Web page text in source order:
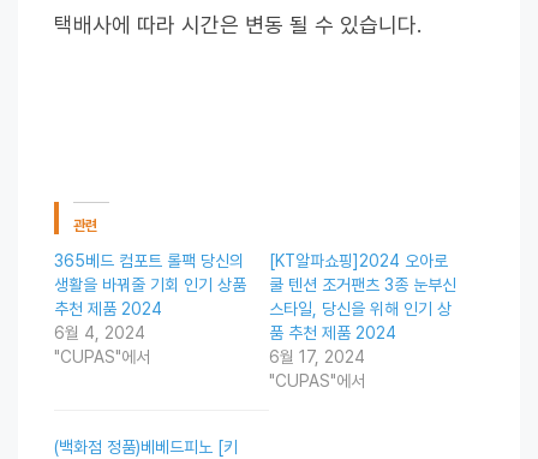
택배사에 따라 시간은 변동 될 수 있습니다.
관련
365베드 컴포트 롤팩 당신의
생활을 바꿔줄 기회 인기 상품
추천 제품 2024
6월 4, 2024
"CUPAS"에서
[KT알파쇼핑]2024 오아로
쿨 텐션 조거팬츠 3종 눈부신
스타일, 당신을 위해 인기 상
품 추천 제품 2024
6월 17, 2024
"CUPAS"에서
(백화점 정품)베베드피노 [키